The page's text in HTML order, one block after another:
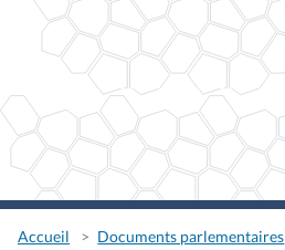
Accueil
Documents parlementaires